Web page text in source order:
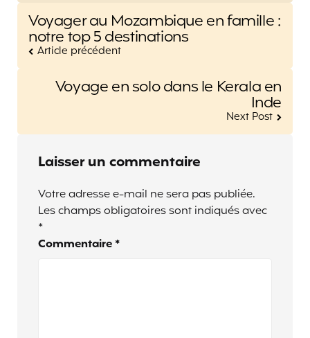
Post
navigation
Voyager au Mozambique en famille :
notre top 5 destinations
Article précédent
Voyage en solo dans le Kerala en
Inde
Next Post
Laisser un commentaire
Votre adresse e-mail ne sera pas publiée.
Les champs obligatoires sont indiqués avec
*
Commentaire *